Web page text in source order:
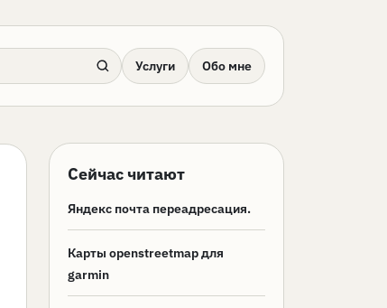
Услуги Обо мне
Сейчас читают
Яндекс почта переадресация.
Карты openstreetmap для
garmin